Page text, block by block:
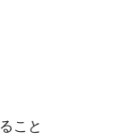
こと